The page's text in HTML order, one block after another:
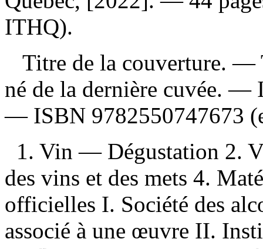
ITHQ).
Titre de la couverture. —
né de la dernière cuvée. —
— ISBN 9782550747673
1. Vin — Dégustation 2.
des vins et des mets 4.
officielles I. Société des
associé à une œuvre II.